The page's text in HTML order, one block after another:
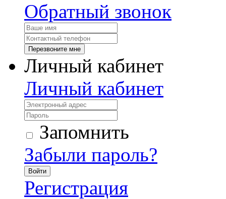
Обратный звонок
Перезвоните мне
Личный кабинет
Личный кабинет
Запомнить
Забыли пароль?
Войти
Регистрация